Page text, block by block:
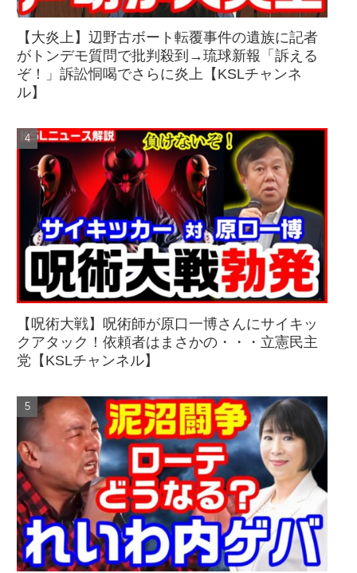
【大炎上】辺野古ボート転覆事件の遺族に記者
がトンデモ質問で批判殺到→琉球新報「訴える
ぞ！」訴訟恫喝でさらに炎上【KSLチャンネ
ル】
【呪術大戦】呪術師が原口一博さんにサイキッ
クアタック！依頼者はまさかの・・・立憲民主
党【KSLチャンネル】